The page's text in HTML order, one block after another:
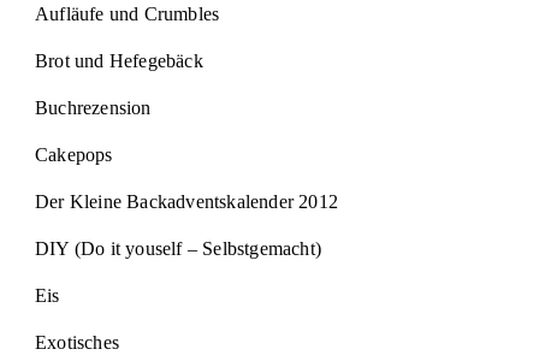
Aufläufe und Crumbles
Brot und Hefegebäck
Buchrezension
Cakepops
Der Kleine Backadventskalender 2012
DIY (Do it youself – Selbstgemacht)
Eis
Exotisches